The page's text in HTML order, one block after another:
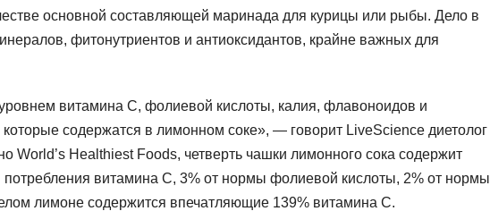
основной составляющей маринада для курицы или рыбы. Дело в
фитонутриентов и антиоксидантов, крайне важных для
витамина С, фолиевой кислоты, калия, флавоноидов и
содержатся в лимонном соке», — говорит LiveScience диетолог
World’s Healthiest Foods, четверть чашки лимонного сока содержит
витамина С, 3% от нормы фолиевой кислоты, 2% от нормы
лимоне содержится впечатляющие 139% витамина C.